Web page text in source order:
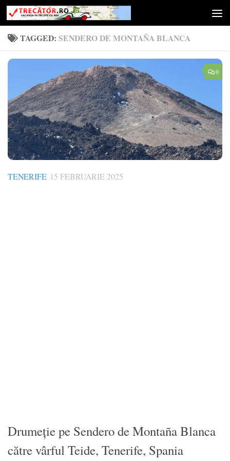
Skip to content
TAGGED: SENDERO DE MONTAÑA BLANCA
0
TENERIFE 15 FEBRUARIE 2025
Drumeție pe Sendero de Montaña Blanca
către vârful Teide, Tenerife, Spania